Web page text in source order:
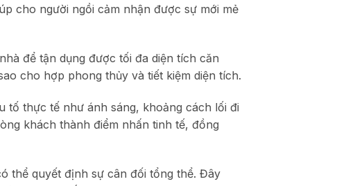
cho người ngồi cảm nhận được sự mới mẻ
để tận dụng được tối đa diện tích căn
cho hợp phong thủy và tiết kiệm diện tích.
tố thực tế như ánh sáng, khoảng cách lối đi
khách thành điểm nhấn tinh tế, đồng
thể quyết định sự cân đối tổng thể. Đây